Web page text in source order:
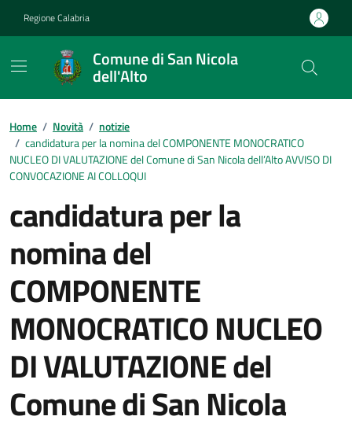
Regione Calabria
Comune di San Nicola
dell'Alto
Home / Novità / notizie
/ candidatura per la nomina del COMPONENTE MONOCRATICO
NUCLEO DI VALUTAZIONE del Comune di San Nicola dell’Alto AVVISO DI
CONVOCAZIONE AI COLLOQUI
candidatura per la
nomina del
COMPONENTE
MONOCRATICO NUCLEO
DI VALUTAZIONE del
Comune di San Nicola